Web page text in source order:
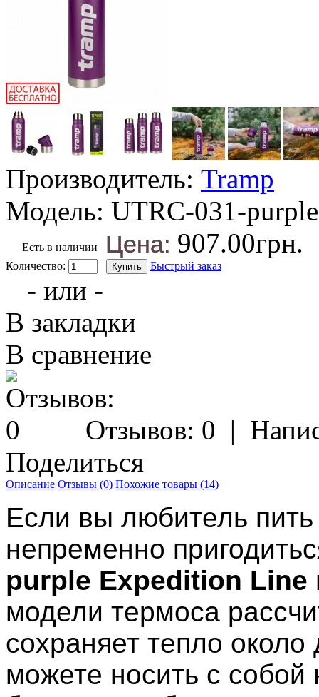
Производитель: Tramp
Модель: UTRC-031-purple
Есть в наличии Цена: 907.00грн.
Количество: Быстрый заказ
- или -
В закладки
В сравнение
Отзывов: 0 |
Поделиться
Описание Отзывы (0) Похожие товары (14)
Если вы любитель
непременно
purple Expedition Line
модели термоса
сохраняет тепло около
можете носить с